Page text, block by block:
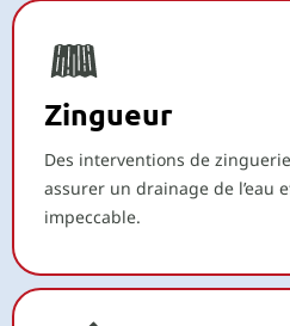
Zingueur
Des interventions de
assurer un drainage de l’eau
impeccable.